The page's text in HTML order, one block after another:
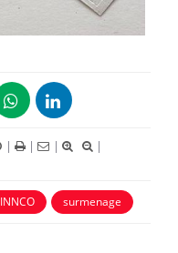
| | |
|
INNCO surmenage